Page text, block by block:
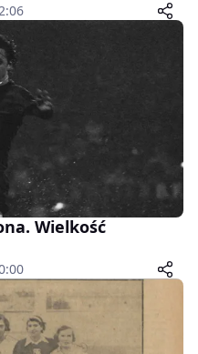
Wielkość